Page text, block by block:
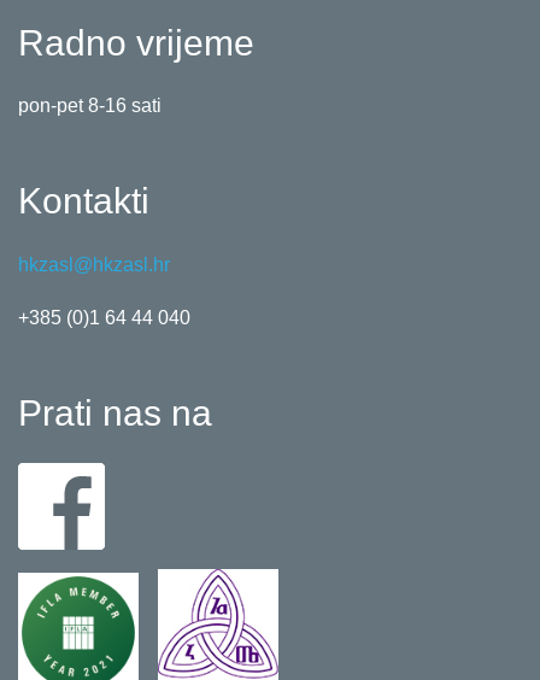
Radno vrijeme
pon-pet 8-16 sati
Kontakti
hkzasl@hkzasl.hr
+385 (0)1 64 44 040
Prati nas na